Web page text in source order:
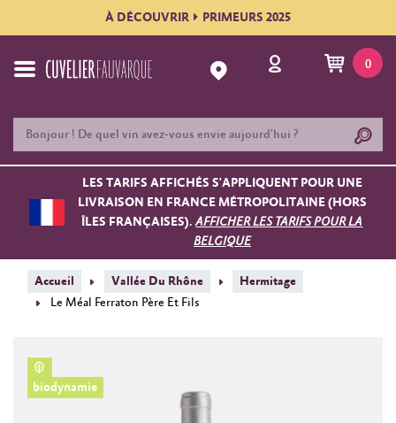
À DÉCOUVRIR PRIMEURS 2025
0
LES TARIFS AFFICHÉS S'APPLIQUENT POUR UNE
LIVRAISON EN FRANCE MÉTROPOLITAINE (HORS
ÎLES FRANÇAISES).AFFICHER LES TARIFS POUR LA
BELGIQUE
Accueil Vallée Du Rhône
Hermitage
Le Méal Ferraton Père Et Fils
biodynamie